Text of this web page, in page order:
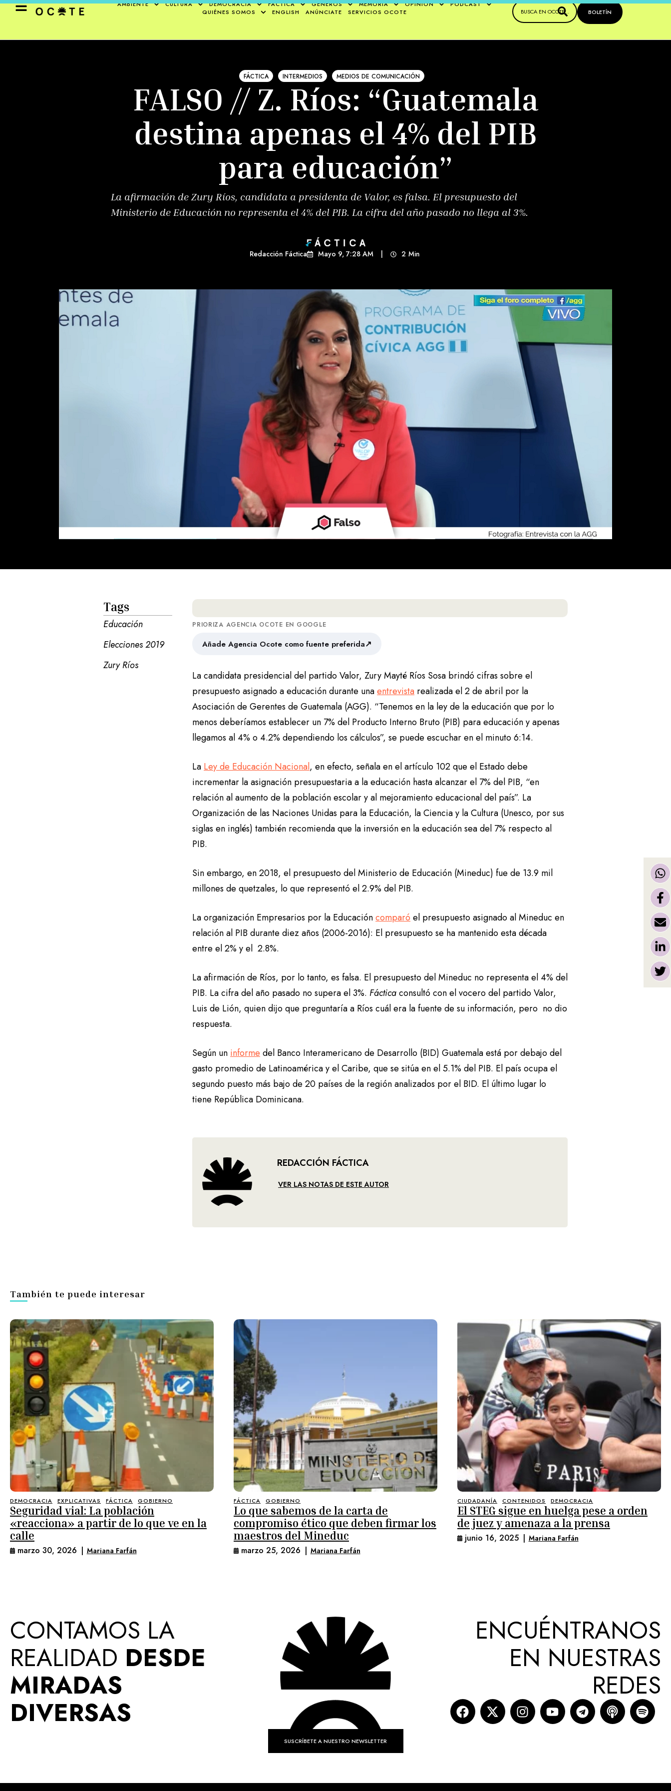
AMBIENTE CULTURA DEMOCRACIA FÁCTICA GÉNEROS MEMORIA OPINIÓN
PODCAST
QUIÉNES SOMOS
ENGLISH ANÚNCIATE SERVICIOS OCOTE BOLETÍN
FÁCTICA INTERMEDIOS MEDIOS DE COMUNICACIÓN
FALSO // Z. Ríos: “Guatemala
destina apenas el 4% del PIB
para educación”
La afirmación de Zury Ríos, candidata a presidenta de Valor, es falsa. El presupuesto del
Ministerio de Educación no representa el 4% del PIB. La cifra del año pasado no llega al 3%.
Redacción Fáctica Mayo 9, 7:28 AM 2 Min
Tags
Educación
Elecciones 2019
Zury Ríos
PRIORIZA AGENCIA OCOTE EN GOOGLE
Añade Agencia Ocote como fuente preferida↗
La candidata presidencial del partido Valor, Zury Mayté Ríos Sosa brindó cifras sobre el
presupuesto asignado a educación durante unaentrevista realizada el 2 de abril por la
Asociación de Gerentes de Guatemala (AGG). “Tenemos en la ley de la educación que por lo
menos deberíamos establecer un 7% del Producto Interno Bruto (PIB) para educación y apenas
llegamos al 4% o 4.2% dependiendo los cálculos”, se puede escuchar en el minuto 6:14.
La Ley de Educación Nacional, en efecto, señala en el artículo 102 que el Estado debe
incrementar la asignación presupuestaria a la educación hasta alcanzar el 7% del PIB, “en
relación al aumento de la población escolar y al mejoramiento educacional del país”. La
Organización de las Naciones Unidas para la Educación, la Ciencia y la Cultura (Unesco, por sus
siglas en inglés) también recomienda que la inversión en la educación sea del 7% respecto al
PIB.
Sin embargo, en 2018, el presupuesto del Ministerio de Educación (Mineduc) fue de 13.9 mil
millones de quetzales, lo que representó el 2.9% del PIB.
La organización Empresarios por la Educacióncomparó el presupuesto asignado al Mineduc en
relación al PIB durante diez años (2006-2016): El presupuesto se ha mantenido esta década
entre el 2% y el 2.8%.
La afirmación de Ríos, por lo tanto, es falsa. El presupuesto del Mineduc no representa el 4% del
PIB. La cifra del año pasado no supera el 3%. Fácticaconsultó con el vocero del partido Valor,
Luis de Lión, quien dijo que preguntaría a Ríos cuál era la fuente de su información, pero no dio
respuesta.
Según un informe del Banco Interamericano de Desarrollo (BID) Guatemala está por debajo del
gasto promedio de Latinoamérica y el Caribe, que se sitúa en el 5.1% del PIB. El país ocupa el
segundo puesto más bajo de 20 países de la región analizados por el BID. El último lugar lo
tiene República Dominicana.
REDACCIÓN FÁCTICA
VER LAS NOTAS DE ESTE AUTOR
También te puede interesar
DEMOCRACIA EXPLICATIVAS FÁCTICA GOBIERNO
Seguridad vial: La población
«reacciona» a partir de lo que ve en la
calle
marzo 30, 2026 | Mariana Farfán
FÁCTICA GOBIERNO
Lo que sabemos de la carta de
compromiso ético que deben firmar los
maestros del Mineduc
marzo 25, 2026 | Mariana Farfán
CIUDADANÍA CONTENIDOS DEMOCRACIA
El STEG sigue en huelga pese a orden
de juez y amenaza a la prensa
junio 16, 2025 | Mariana Farfán
CONTAMOS LA
REALIDAD DESDE
MIRADAS
DIVERSAS
SUSCRÍBETE A NUESTRO NEWSLETTER
ENCUÉNTRANOS
EN NUESTRAS
REDES